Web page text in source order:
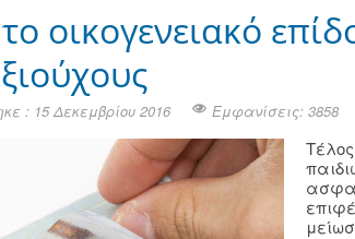
οικογενειακό
: 15 Δεκεμβρίου 2016 Εμφανίσεις: 3858